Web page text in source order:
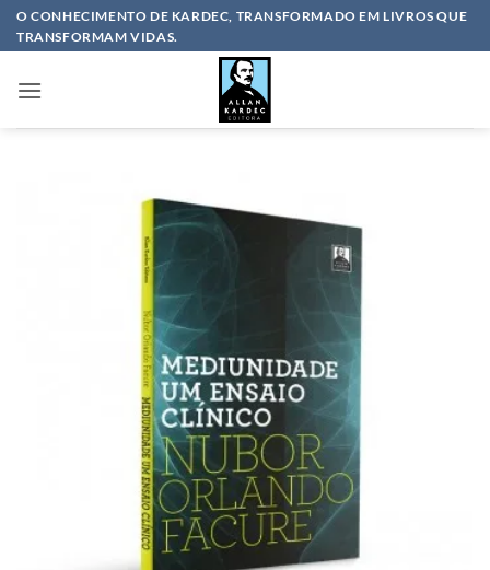
SkipO CONHECIMENTO DE KARDEC, TRANSFORMADO EM LIVROS QUE
TRANSFORMAM VIDAS.